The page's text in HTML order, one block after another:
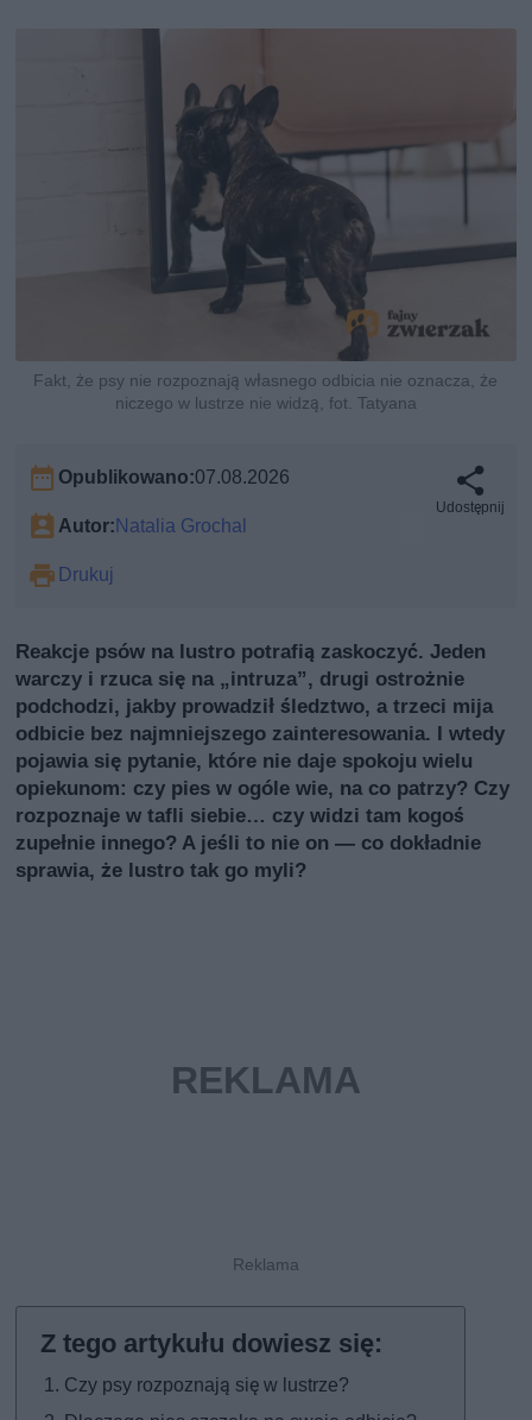
Fakt, że psy nie rozpoznają własnego odbicia nie oznacza, że
niczego w lustrze nie widzą, fot. Tatyana
Opublikowano:07.08.2026
Autor: Natalia Grochal
Drukuj
Udostępnij
Reakcje psów na lustro potrafią zaskoczyć. Jeden
warczy i rzuca się na „intruzа”, drugi ostrożnie
podchodzi, jakby prowadził śledztwo, a trzeci mija
odbicie bez najmniejszego zainteresowania. I wtedy
pojawia się pytanie, które nie daje spokoju wielu
opiekunom: czy pies w ogóle wie, na co patrzy? Czy
rozpoznaje w tafli siebie… czy widzi tam kogoś
zupełnie innego? A jeśli to nie on — co dokładnie
sprawia, że lustro tak go myli?
Czy psy rozpoznają się w lustrze?